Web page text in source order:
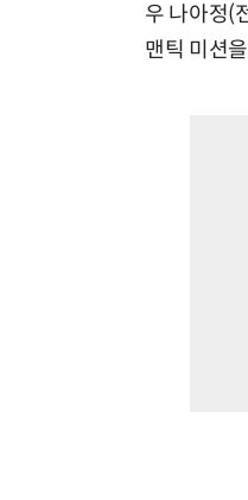
우 나아정(
맨틱 미션